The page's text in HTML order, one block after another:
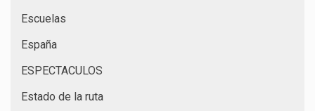
Escuelas
España
ESPECTACULOS
Estado de la ruta